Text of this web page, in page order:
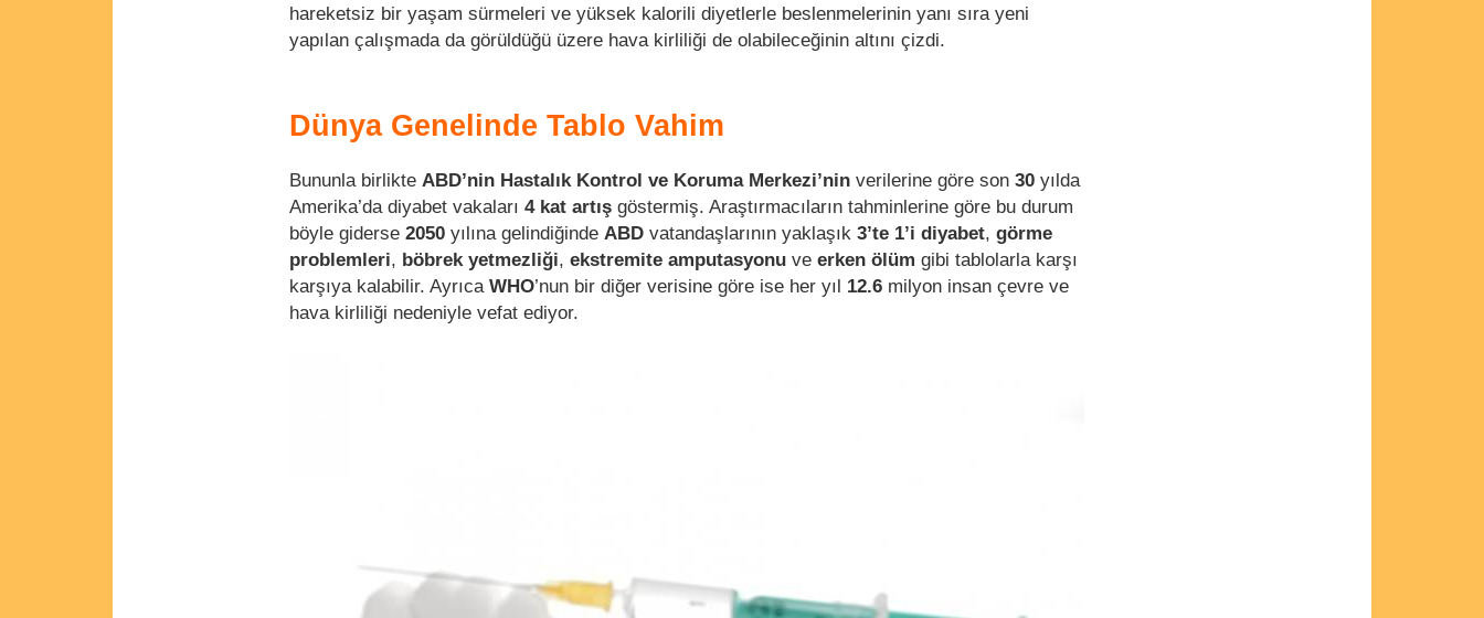
hareketsiz bir yaşam sürmeleri ve yüksek kalorili diyetlerle beslenmelerinin yanı sıra yeni
yapılan çalışmada da görüldüğü üzere hava kirliliği de olabileceğinin altını çizdi.
Dünya Genelinde Tablo Vahim
Bununla birlikte ABD’nin Hastalık Kontrol ve Koruma Merkezi’nin verilerine göre son 30 yılda
Amerika’da diyabet vakaları 4 kat artış göstermiş. Araştırmacıların tahminlerine göre bu durum
böyle giderse 2050 yılına gelindiğinde ABD vatandaşlarının yaklaşık 3’te 1’i diyabet, görme
problemleri, böbrek yetmezliği, ekstremite amputasyonu ve erken ölüm gibi tablolarla karşı
karşıya kalabilir. Ayrıca WHO’nun bir diğer verisine göre ise her yıl 12.6 milyon insan çevre ve
hava kirliliği nedeniyle vefat ediyor.